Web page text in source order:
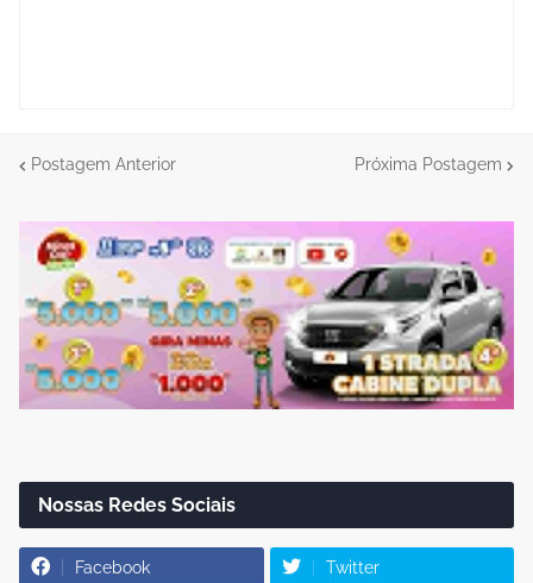
Postagem Anterior Próxima Postagem
Nossas Redes Sociais
Facebook Twitter